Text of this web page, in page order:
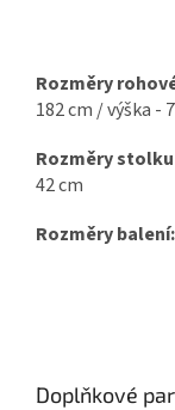
Rozměry
182 cm / výška -
Rozměry
42 cm
Rozměry balení:
Doplňkové